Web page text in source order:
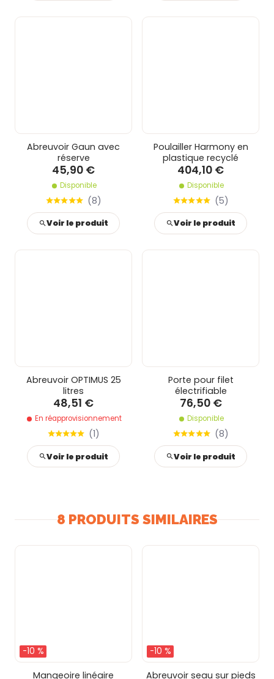
Abreuvoir Gaun avec
réserve
45,90 €
Disponible
(8)
Voir le produit
Poulailler Harmony en
plastique recyclé
404,10 €
Disponible
(5)
Voir le produit
Abreuvoir OPTIMUS 25
litres
48,51 €
En réapprovisionnement
(1)
Voir le produit
Porte pour filet
électrifiable
76,50 €
Disponible
(8)
Voir le produit
8 PRODUITS SIMILAIRES
-10 %
Mangeoire linéaire
-10 %
Abreuvoir seau sur pieds